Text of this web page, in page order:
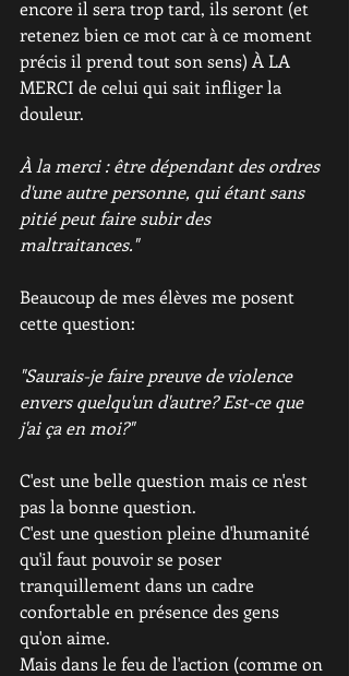
encore il sera trop tard, ils seront (et
retenez bien ce mot car à ce moment
précis il prend tout son sens) À LA
MERCI de celui qui sait infliger la
douleur.
À la merci : être dépendant des ordres
d'une autre personne, qui étant sans
pitié peut faire subir des
maltraitances."
Beaucoup de mes élèves me posent
cette question:
"Saurais-je faire preuve de violence
envers quelqu'un d'autre? Est-ce que
j'ai ça en moi?"
C'est une belle question mais ce n'est
pas la bonne question.
C'est une question pleine d'humanité
qu'il faut pouvoir se poser
tranquillement dans un cadre
confortable en présence des gens
qu'on aime.
Mais dans le feu de l'action (comme on